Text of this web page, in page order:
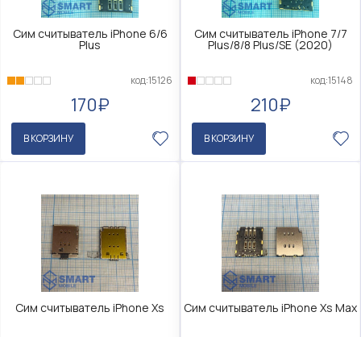
Сим считыватель iPhone 6/6
Plus
код:15126
170₽
В КОРЗИНУ
Сим считыватель iPhone 7/7
Plus/8/8 Plus/SE (2020)
код:15148
210₽
В КОРЗИНУ
Сим считыватель iPhone Xs Сим считыватель iPhone Xs Max